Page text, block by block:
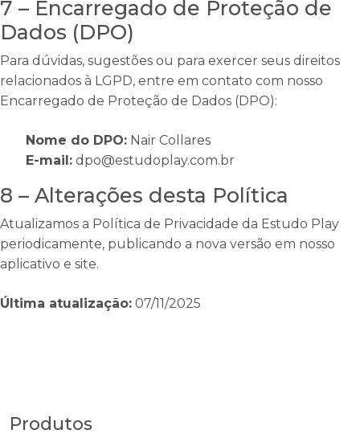
7 – Encarregado de Proteção de
Dados (DPO)
Para dúvidas, sugestões ou para exercer seus direitos
relacionados à LGPD, entre em contato com nosso
Encarregado de Proteção de Dados (DPO):
Nome do DPO: Nair Collares
E-mail: dpo@estudoplay.com.br
8 – Alterações desta Política
Atualizamos a Política de Privacidade da Estudo Play
periodicamente, publicando a nova versão em nosso
aplicativo e site.
Última atualização: 07/11/2025
Produtos